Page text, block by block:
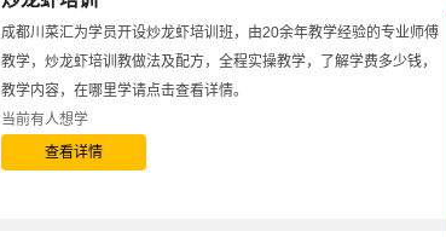
成都川菜汇为学员开设炒龙虾培训班，由20余年教学经验的专业师傅
教学，炒龙虾培训教做法及配方，全程实操教学，了解学费多少钱，
教学内容，在哪里学请点击查看详情。
当前有人想学
查看详情